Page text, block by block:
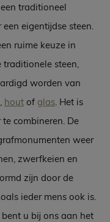
traditioneel
eigentijdse steen.
ruime keuze in
steen,
worden van
hout of glas . Het is
combineren. De
weer
zwerfkeien en
zijn door de
ieder mens ook is.
u bij ons aan het